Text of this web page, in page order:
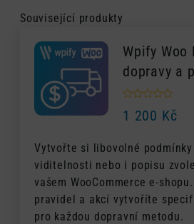
Související produkty
Wpify Woo
dopravy a
1 200 Kč
Vytvořte si libovolné
viditelnosti nebo i popisu
vašem WooCommerce e-
pravidel a akcí vytvoříte
pro každou dopravní metodu.